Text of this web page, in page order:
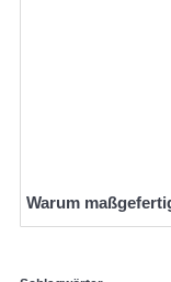
Warum